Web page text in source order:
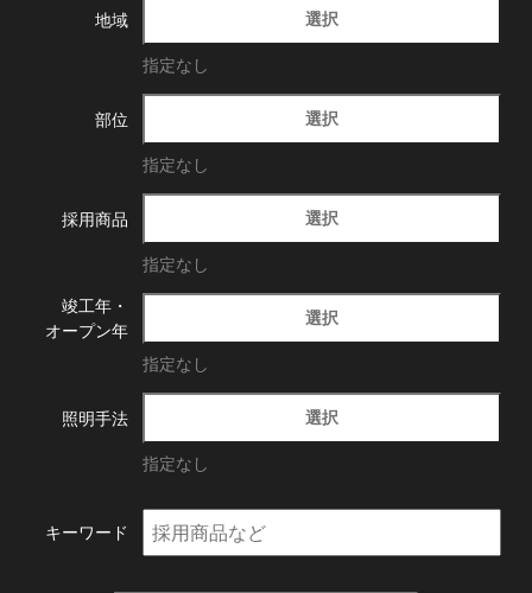
地域 選択
指定なし
部位 選択
指定なし
採用商品 選択
指定なし
竣工年・
オープン年
選択
指定なし
照明手法 選択
指定なし
キーワード